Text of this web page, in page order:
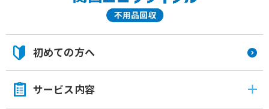
初めての方へ
サービス内容